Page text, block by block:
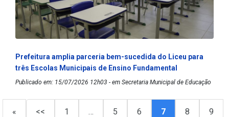
Prefeitura amplia parceria bem-sucedida do Liceu para
três Escolas Municipais de Ensino Fundamental
Publicado em: 15/07/2026 12h03 - em Secretaria Municipal de Educação
« << 1 … 5 6 7 8 9